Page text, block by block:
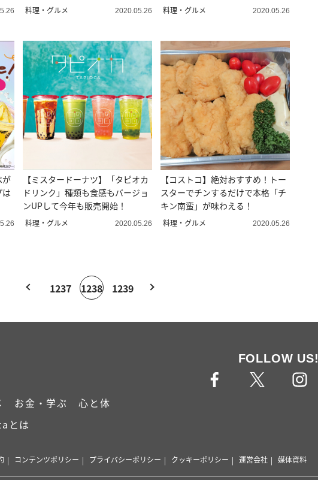
料理・グルメ 2020.05.26 料理・グルメ 2020.05.26
が
【ミスタードーナツ】「タピオカ
ドリンク」種類も食感もバージョ
ンUPして今年も販売開始！
料理・グルメ 2020.05.26
【コストコ】絶対おすすめ！トー
スターでチンするだけで本格「チ
キン南蛮」が味わえる！
料理・グルメ 2020.05.26
1237 1238 1239
お金・学ぶ
心と体
とは
FOLLOW US!
コンテンツポリシー プライバシーポリシー クッキーポリシー 運営会社 媒体資料